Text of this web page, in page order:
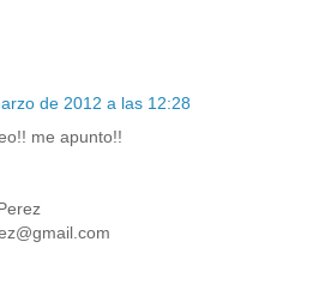
de 2012 a las 12:28
me apunto!!